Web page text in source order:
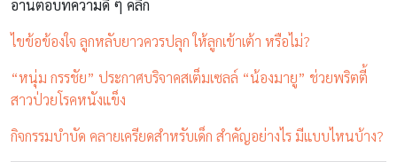
อ่านต่อบทความดี ๆ คลิก
ไขข้อข้องใจ ลูกหลับยาวควรปลุก ให้ลูกเข้าเต้า หรือไม่?
“หนุ่ม กรรชัย” ประกาศบริจาคสเต็มเซลล์ “น้องมายู” ช่วยพริตตี้
สาวป่วยโรคหนังแข็ง
กิจกรรมบำบัด คลายเครียดสำหรับเด็ก สำคัญอย่างไร มีแบบไหนบ้าง?